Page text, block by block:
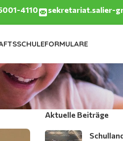
4110 sekretariat.salier-
FORMULARE
Aktuelle Beiträge